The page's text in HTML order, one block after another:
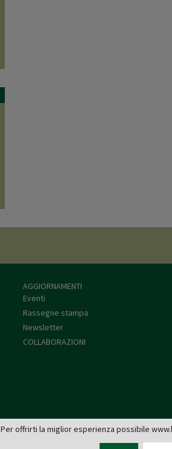
AGGIORNAMENTI
Eventi
Rassegne stampa
Newsletter
COLLABORAZIONI
L.E.F. - Via
Tel: 055 579921 - Fax: 055 2399342
Per offrirti la miglior esperienza possibile